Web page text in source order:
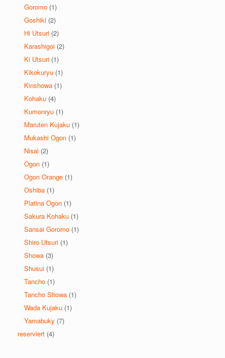
Goromo (1)
Goshiki (2)
Hi Utsuri (2)
Karashigoi (2)
Ki Utsuri (1)
Kikokuryu (1)
Kinshowa (1)
Kohaku (4)
Kumonryu (1)
Maruten Kujaku (1)
Mukashi Ogon (1)
Nisai (2)
Ogon (1)
Ogon Orange (1)
Oshiba (1)
Platina Ogon (1)
Sakura Kohaku (1)
Sansai Goromo (1)
Shiro Utsuri (1)
Showa (3)
Shusui (1)
Tancho (1)
Tancho Showa (1)
Wada Kujaku (1)
Yamabuky (7)
reserviert (4)